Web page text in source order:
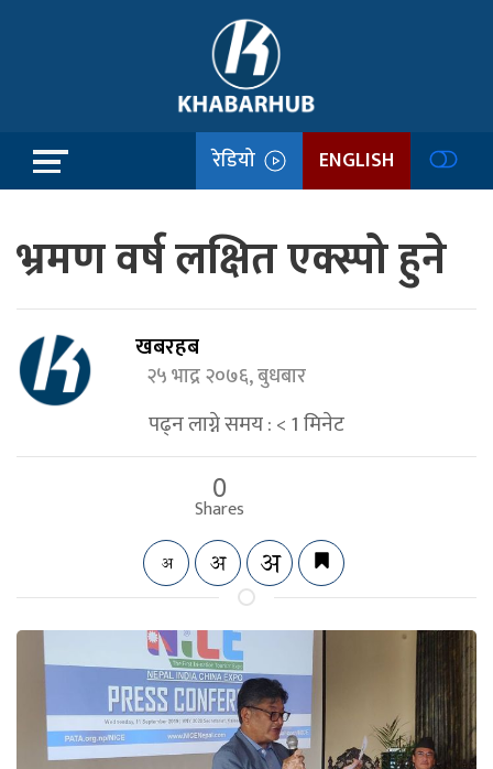
रेडियो ENGLISH
भ्रमण वर्ष लक्षित एक्स्पो हुने
खबरहब
२५ भाद्र २०७६, बुधबार
पढ्न लाग्ने समय :< 1मिनेट
0
Shares